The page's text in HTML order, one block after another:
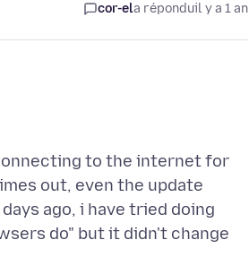
cor-ela réponduil y a 1 an
to the internet for
out, even the update
ago, i have tried doing
do" but it didn't change